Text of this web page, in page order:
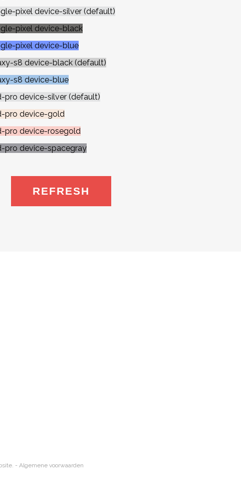
pixel device-silver (default)
pixel device-black
pixel device-blue
s8 device-black (default)
s8 device-blue
pro device-silver (default)
pro device-gold
pro device-rosegold
pro device-spacegray
REFRESH
- Algemene voorwaarden